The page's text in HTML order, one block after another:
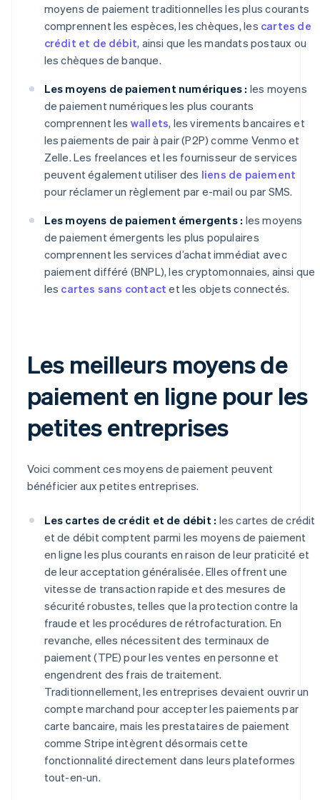
moyens de paiement traditionnelles les plus courants
comprennent les espèces, les chèques, les cartes de
crédit et de débit, ainsi que les mandats postaux ou
les chèques de banque.
Les moyens de paiement numériques : les moyens
de paiement numériques les plus courants
comprennent les wallets, les virements bancaires et
les paiements de pair à pair (P2P) comme Venmo et
Zelle. Les freelances et les fournisseur de services
peuvent également utiliser des liens de paiement
pour réclamer un règlement par e-mail ou par SMS.
Les moyens de paiement émergents : les moyens
de paiement émergents les plus populaires
comprennent les services d’achat immédiat avec
paiement différé (BNPL), les cryptomonnaies, ainsi que
les cartes sans contact et les objets connectés.
Les meilleurs moyens de
paiement en ligne pour les
petites entreprises
Voici comment ces moyens de paiement peuvent
bénéficier aux petites entreprises.
Les cartes de crédit et de débit : les cartes de crédit
et de débit comptent parmi les moyens de paiement
en ligne les plus courants en raison de leur praticité et
de leur acceptation généralisée. Elles offrent une
vitesse de transaction rapide et des mesures de
sécurité robustes, telles que la protection contre la
fraude et les procédures de rétrofacturation. En
revanche, elles nécessitent des terminaux de
paiement (TPE) pour les ventes en personne et
engendrent des frais de traitement.
Traditionnellement, les entreprises devaient ouvrir un
compte marchand pour accepter les paiements par
carte bancaire, mais les prestataires de paiement
comme Stripe intègrent désormais cette
fonctionnalité directement dans leurs plateformes
tout-en-un.